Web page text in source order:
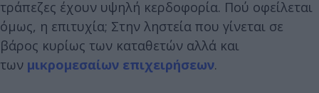
τράπεζες έχουν υψηλή κερδοφορία. Πού οφείλεται
όμως, η επιτυχία; Στην ληστεία που γίνεται σε
βάρος κυρίως των καταθετών αλλά και
των μικρομεσαίων επιχειρήσεων.